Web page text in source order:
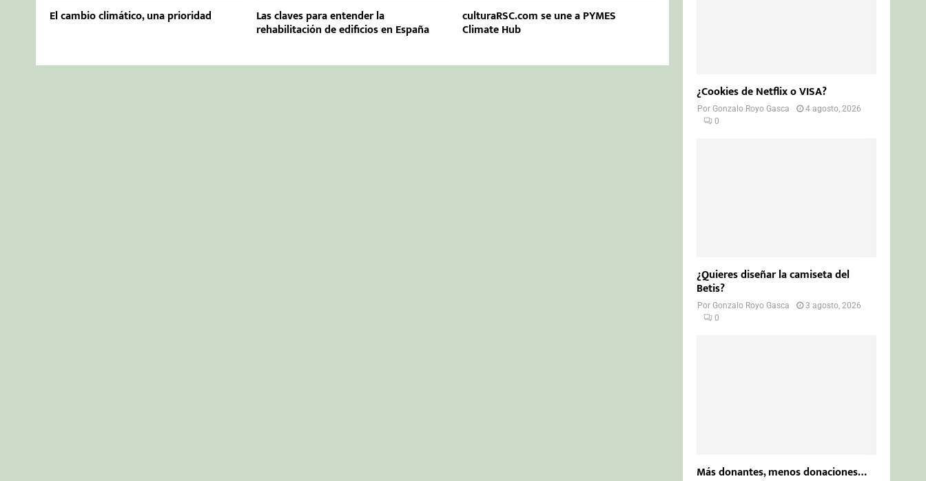
El cambio climático, una prioridad Las claves para entender la
rehabilitación de edificios en España
culturaRSC.com se une a PYMES
Climate Hub
¿Cookies de Netflix o VISA?
PorGonzalo Royo Gasca
4 agosto, 2026
0
¿Quieres diseñar la camiseta del
Betis?
PorGonzalo Royo Gasca
3 agosto, 2026
0
Más donantes, menos donaciones…